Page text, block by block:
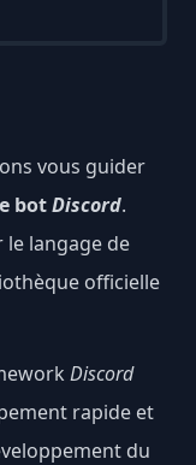
vous guider
botDiscord.
langage de
officielle
Discord
rapide et
du